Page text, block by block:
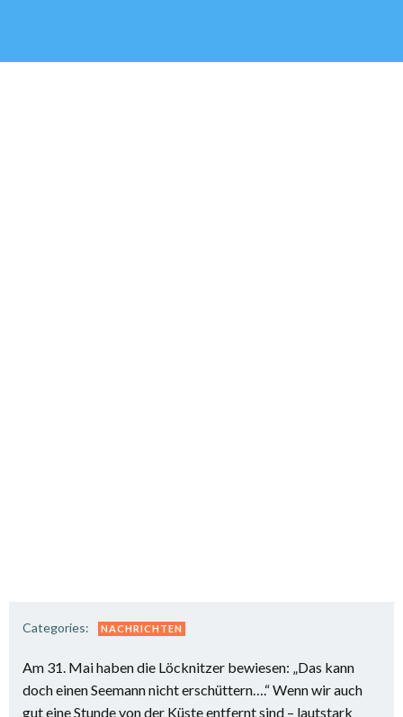
Categories: NACHRICHTEN
Am 31. Mai haben die Löcknitzer bewiesen: „Das kann
doch einen Seemann nicht erschüttern….“ Wenn wir auch
gut eine Stunde von der Küste entfernt sind – lautstark